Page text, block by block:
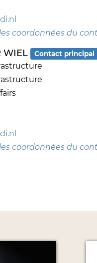
coordonnées du
WIEL Contact principal
coordonnées du